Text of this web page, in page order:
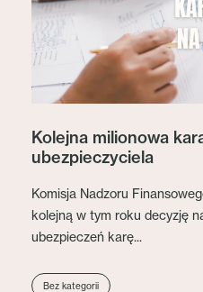
Kolejna milionowa
ubezpieczyciela
Komisja Nadzoru
kolejną w tym roku decyzję
ubezpieczeń karę...
Bez kategorii